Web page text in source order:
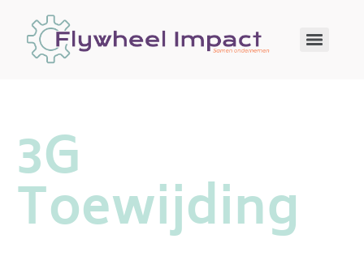
3G
Toewijding